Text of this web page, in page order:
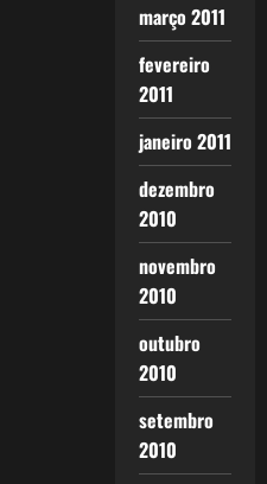
março 2011
fevereiro
2011
janeiro 2011
dezembro
2010
novembro
2010
outubro
2010
setembro
2010